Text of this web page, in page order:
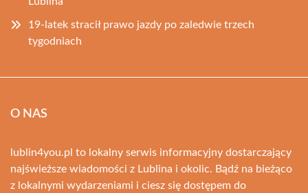
19-latek stracił prawo jazdy po zaledwie trzech
tygodniach
O NAS
lublin4you.pl to lokalny serwis informacyjny dostarczający
najświeższe wiadomości z Lublina i okolic. Bądź na bieżąco
z lokalnymi wydarzeniami i ciesz się dostępem do